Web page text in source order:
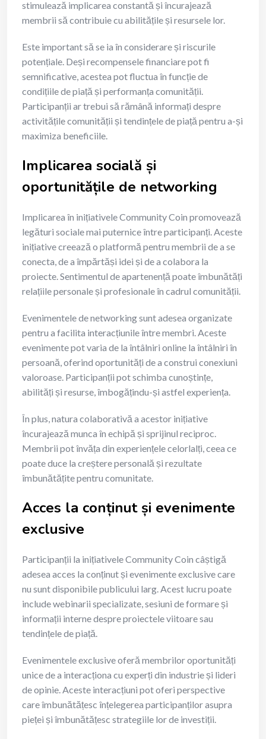
stimulează implicarea constantă și încurajează
membrii să contribuie cu abilitățile și resursele lor.
Este important să se ia în considerare și riscurile
potențiale. Deși recompensele financiare pot fi
semnificative, acestea pot fluctua în funcție de
condițiile de piață și performanța comunității.
Participanții ar trebui să rămână informați despre
activitățile comunității și tendințele de piață pentru a-și
maximiza beneficiile.
Implicarea socială și
oportunitățile de networking
Implicarea în inițiativele Community Coin promovează
legături sociale mai puternice între participanți. Aceste
inițiative creează o platformă pentru membrii de a se
conecta, de a împărtăși idei și de a colabora la
proiecte. Sentimentul de apartenență poate îmbunătăți
relațiile personale și profesionale în cadrul comunității.
Evenimentele de networking sunt adesea organizate
pentru a facilita interacțiunile între membri. Aceste
evenimente pot varia de la întâlniri online la întâlniri în
persoană, oferind oportunități de a construi conexiuni
valoroase. Participanții pot schimba cunoștințe,
abilități și resurse, îmbogățindu-și astfel experiența.
În plus, natura colaborativă a acestor inițiative
încurajează munca în echipă și sprijinul reciproc.
Membrii pot învăța din experiențele celorlalți, ceea ce
poate duce la creștere personală și rezultate
îmbunătățite pentru comunitate.
Acces la conținut și evenimente
exclusive
Participanții la inițiativele Community Coin câștigă
adesea acces la conținut și evenimente exclusive care
nu sunt disponibile publicului larg. Acest lucru poate
include webinarii specializate, sesiuni de formare și
informații interne despre proiectele viitoare sau
tendințele de piață.
Evenimentele exclusive oferă membrilor oportunități
unice de a interacționa cu experți din industrie și lideri
de opinie. Aceste interacțiuni pot oferi perspective
care îmbunătățesc înțelegerea participanților asupra
pieței și îmbunătățesc strategiile lor de investiții.